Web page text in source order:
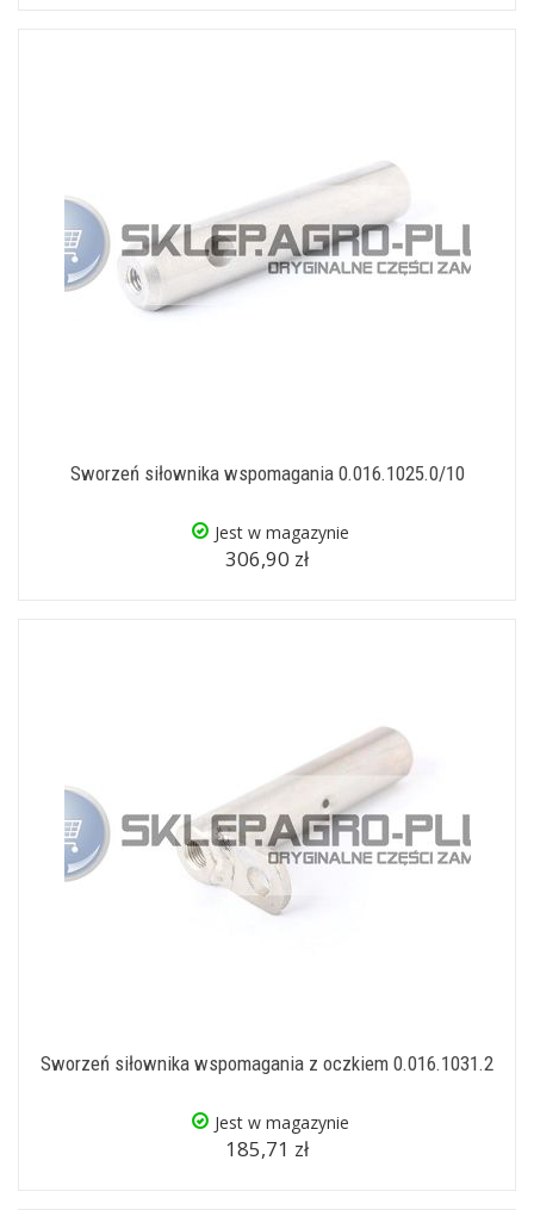
Sworzeń siłownika wspomagania 0.016.1025.0/10
Jest w magazynie
306,90 zł
Sworzeń siłownika wspomagania z oczkiem 0.016.1031.2
Jest w magazynie
185,71 zł